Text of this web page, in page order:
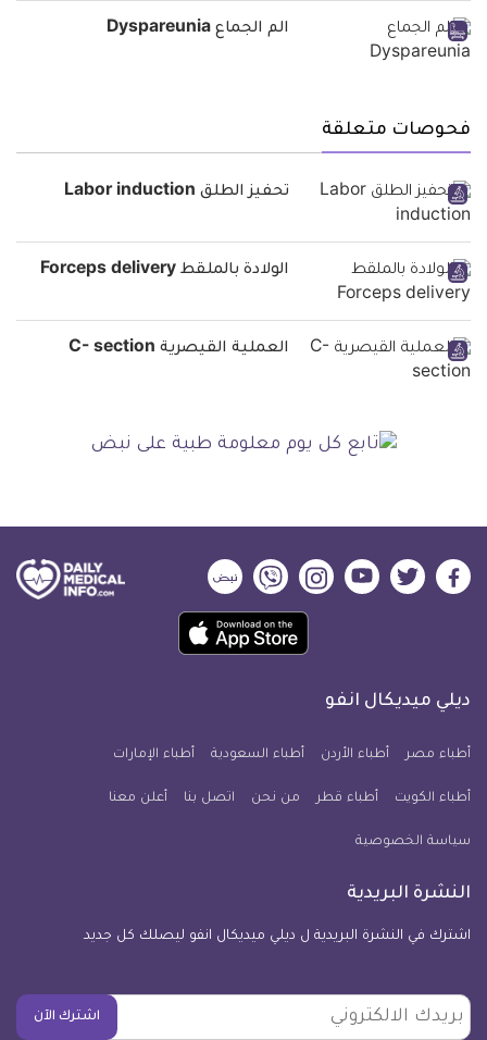
الم الجماع Dyspareunia
فحوصات متعلقة
تحفيز الطلق Labor induction
الولادة بالملقط Forceps delivery
العملية القيصرية C- section
ديلي
فيسبوك
ديلي
تويتر
ديلي
ميديكال
يوتيوب
ديلي
ميديكال
انفو
ديلي
ميديكال
انفو
ديلي
ميديكال
انفو
حمل
تطبيق
معلومة
للآيفون
ديلي ميديكال انفو
أطباء مصر أطباء الأردن أطباء السعودية أطباء الإمارات
أطباء الكويت أطباء قطر من نحن اتصل بنا أعلن معنا
سياسة الخصوصية
النشرة البريدية
اشترك في النشرة البريدية ل ديلي ميديكال انفو ليصلك كل جديد
بريدك
اشترك الآن